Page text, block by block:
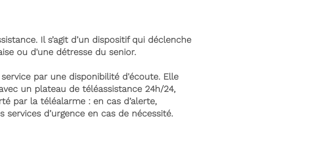
Il s’agit d’un dispositif qui déclenche
ou d'une détresse du senior.
par une disponibilité d'écoute. Elle
un plateau de téléassistance 24h/24,
par la téléalarme : en cas d’alerte,
d’urgence en cas de nécessité.